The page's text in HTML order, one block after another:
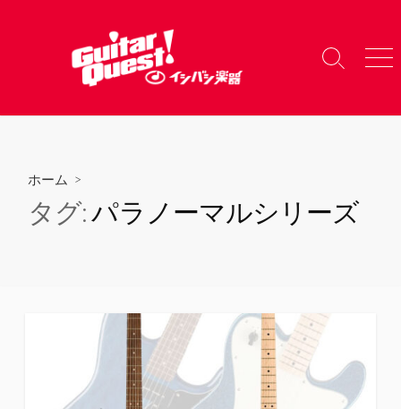
へ
検
り
メ
ー
ホーム >
タグ:パラノーマルシリーズ